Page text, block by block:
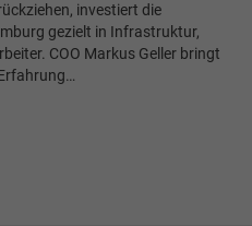
investiert die
gezielt in Infrastruktur,
COO Markus Geller bringt